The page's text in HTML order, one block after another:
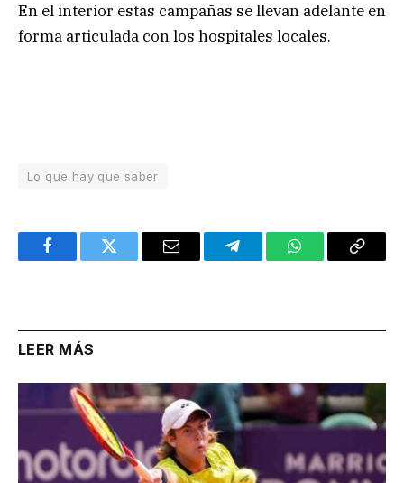
En el interior estas campañas se llevan adelante en
forma articulada con los hospitales locales.
Lo que hay que saber
FacebookTwitter Email TelegramWhatsAppCopy
LEER MÁS